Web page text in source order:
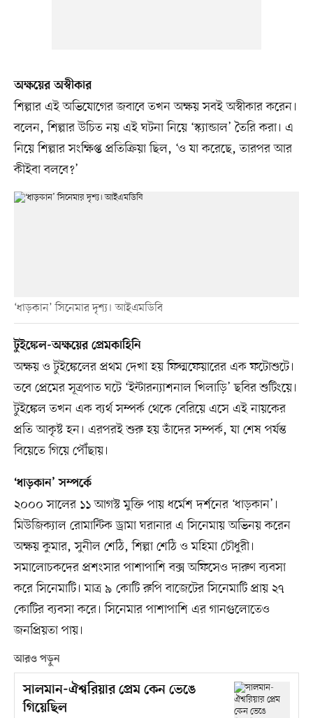
অক্ষয়ের অস্বীকার
শিল্পার এই অভিযোগের জবাবে তখন অক্ষয় সবই অস্বীকার করেন।
বলেন, শিল্পার উচিত নয় এই ঘটনা নিয়ে ‘স্ক্যান্ডাল’ তৈরি করা। এ
নিয়ে শিল্পার সংক্ষিপ্ত প্রতিক্রিয়া ছিল, ‘ও যা করেছে, তারপর আর
কীইবা বলবে?’
‘ধাড়কান’ সিনেমার দৃশ্য। আইএমডিবি
টুইঙ্কেল-অক্ষয়ের প্রেমকাহিনি
অক্ষয় ও টুইঙ্কেলের প্রথম দেখা হয় ফিল্মফেয়ারের এক ফটোশুটে।
তবে প্রেমের সূত্রপাত ঘটে ‘ইন্টারন্যাশনাল খিলাড়ি’ ছবির শুটিংয়ে।
টুইঙ্কেল তখন এক ব্যর্থ সম্পর্ক থেকে বেরিয়ে এসে এই নায়কের
প্রতি আকৃষ্ট হন। এরপরই শুরু হয় তাঁদের সম্পর্ক, যা শেষ পর্যন্ত
বিয়েতে গিয়ে পৌঁছায়।
‘ধাড়কান’ সম্পর্কে
২০০০ সালের ১১ আগস্ট মুক্তি পায় ধর্মেশ দর্শনের ‘ধাড়কান’।
মিউজিক্যাল রোমান্টিক ড্রামা ঘরানার এ সিনেমায় অভিনয় করেন
অক্ষয় কুমার, সুনীল শেঠি, শিল্পা শেঠি ও মহিমা চৌধুরী।
সমালোচকদের প্রশংসার পাশাপাশি বক্স অফিসেও দারুণ ব্যবসা
করে সিনেমাটি। মাত্র ৯ কোটি রুপি বাজেটের সিনেমাটি প্রায় ২৭
কোটির ব্যবসা করে। সিনেমার পাশাপাশি এর গানগুলোতেও
জনপ্রিয়তা পায়।
আরও পড়ুন
সালমান-ঐশ্বরিয়ার প্রেম কেন ভেঙে
গিয়েছিল